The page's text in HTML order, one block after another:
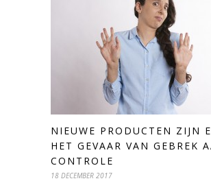
NIEUWE PRODUCTEN ZIJN
HET GEVAAR VAN GEBREK
CONTROLE
18 DECEMBER 2017